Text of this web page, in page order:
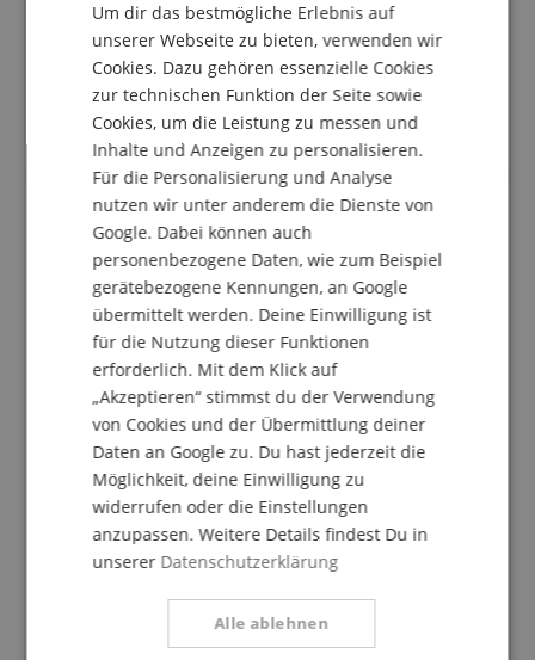
Produkt entsprach voll den Beschreibungen und
meinen Erwartungen.
Ich kann so in meinem Homerecordingstudio, welches
relativ klein ausfällt, mit dem Stativ am Schreibtisch
dieses schnell ausfahren, um spontan
Gesangspassagen im Stehen aufzunehmen.
Stabiler Mikrofonarm für stabile Tischplatten
Bewertung von
vom 25.06.2025
Bewertung des Artikels
als Neuprodukt
verifizierter Kauf
Für mehr Bewegungsfreiheit habe ich mir diesen
zweigelenkigen ein Riesengewinn an
Bewegungsfreiheit.
Stabil, sofern man ihn sorgfältig einstellt und vor
allem die Schrauben nicht überdreht. Bei Tischplatten
aus besserer Wellpappe rate ich zur Vorsicht: die
Halterung erzeugt schon kräftigen Druck auf die
Tischplatte - m.E. kann die Halterung gern noch etwas
großzügiger dimensioniert sein.
Das integrierte Kabel sorgt für Ordnung auf dem
FRENCH
SPANISH
Um dir das bestmögliche Erlebnis auf
unserer Webseite zu bieten, verwenden wir
Cookies. Dazu gehören essenzielle Cookies
zur technischen Funktion der Seite sowie
Cookies, um die Leistung zu messen und
Inhalte und Anzeigen zu personalisieren.
Für die Personalisierung und Analyse
nutzen wir unter anderem die Dienste von
Google. Dabei können auch
personenbezogene Daten, wie zum Beispiel
gerätebezogene Kennungen, an Google
übermittelt werden. Deine Einwilligung ist
für die Nutzung dieser Funktionen
erforderlich. Mit dem Klick auf
„Akzeptieren“ stimmst du der Verwendung
von Cookies und der Übermittlung deiner
Daten an Google zu. Du hast jederzeit die
Möglichkeit, deine Einwilligung zu
widerrufen oder die Einstellungen
anzupassen. Weitere Details findest Du in
unserer Datenschutzerklärung
Alle ablehnen